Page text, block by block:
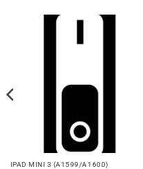
IPAD MINI 3 (A1599/A1600)